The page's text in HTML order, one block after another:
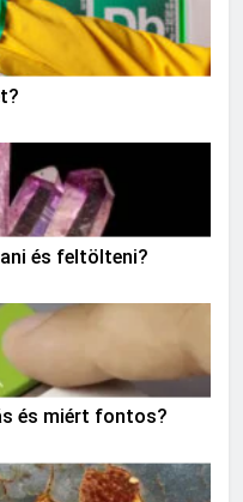
és feltölteni?
és miért fontos?